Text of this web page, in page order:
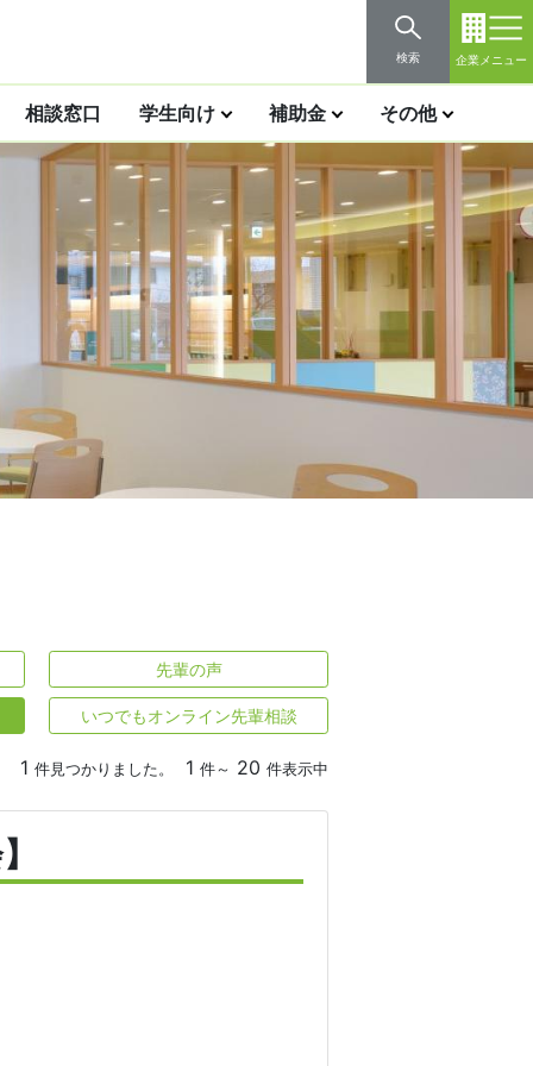
検索 企業メニュー
相談窓口 学生向け 補助金 その他
先輩の声
いつでもオンライン先輩相談
1 件見つかりました。 1 件～ 20 件表示中